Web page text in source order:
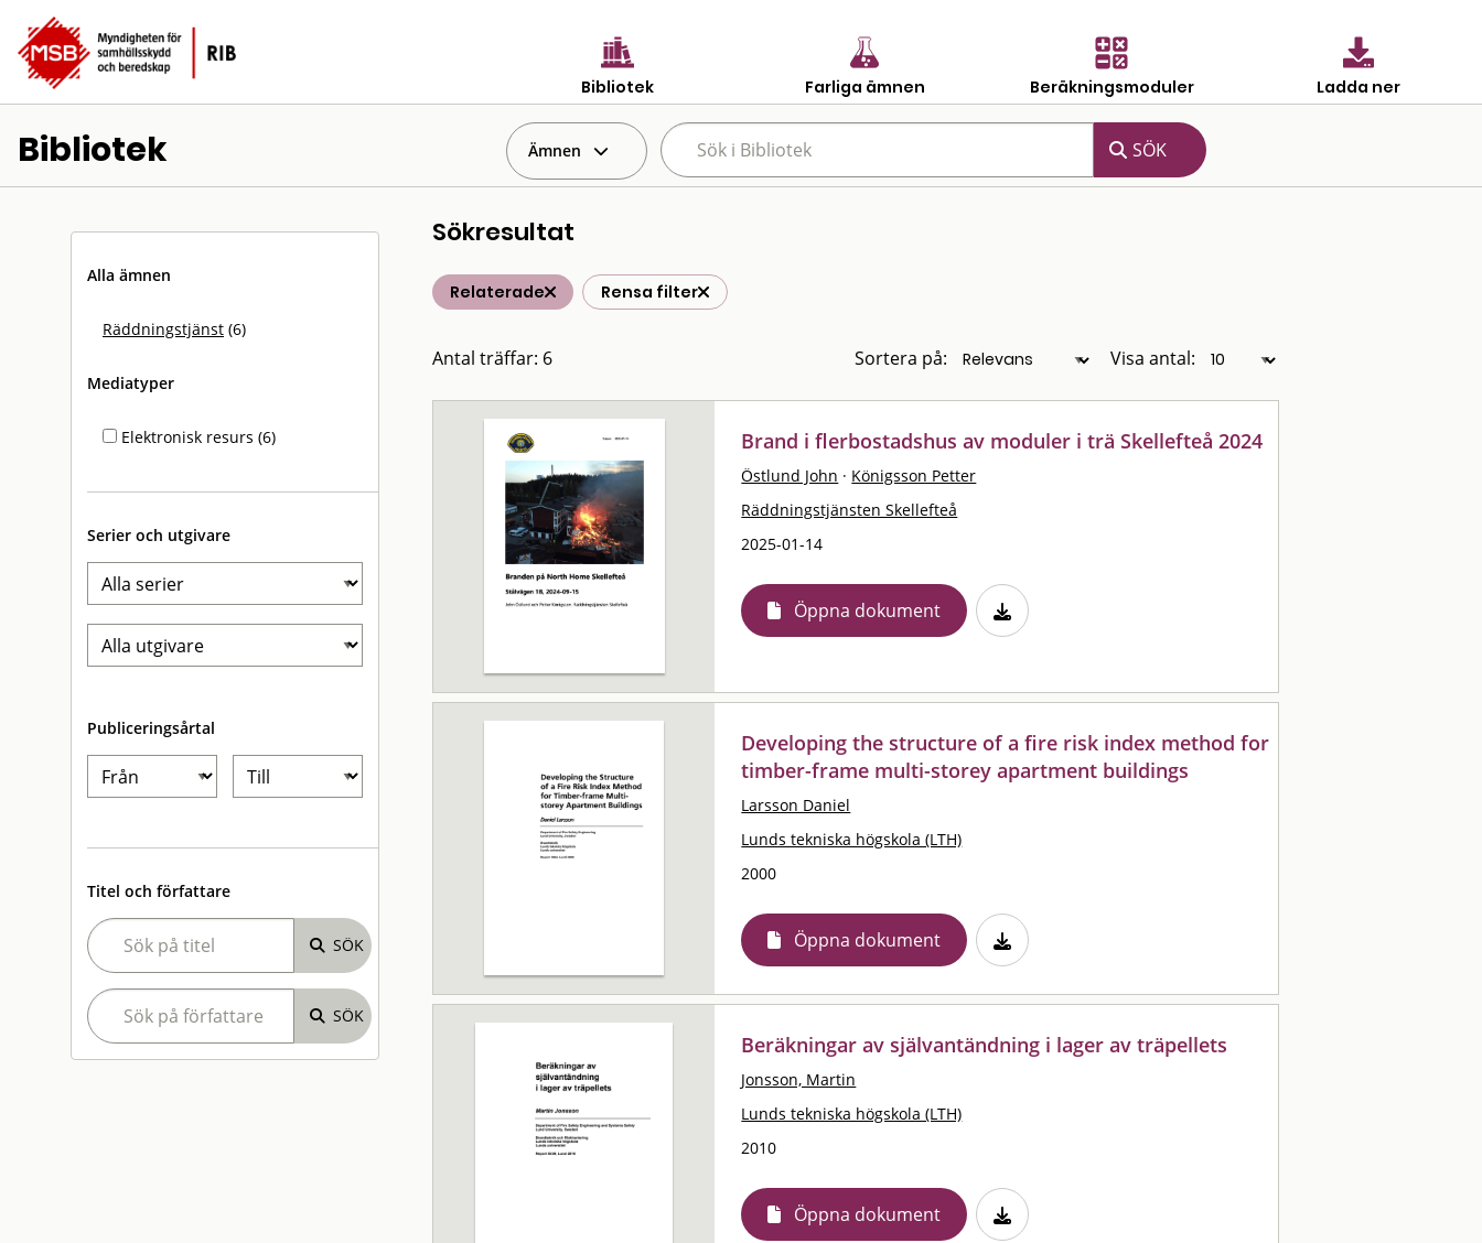
Bibliotek Farliga ämnen Beräkningsmoduler Ladda ner
Bibliotek Ämnen
Alla ämnen
Räddningstjänst (6)
Mediatyper
Elektronisk resurs (6)
Serier och utgivare
Publiceringsårtal
Titel och författare
Sökresultat
Relaterade Rensa filter
Antal träffar: 6 Sortera på: Visa antal:
Brand i flerbostadshus av moduler i trä Skellefteå 2024
Östlund John · Königsson Petter
Räddningstjänsten Skellefteå
2025-01-14
Öppna dokument
Developing the structure of a fire risk index method for
timber-frame multi-storey apartment buildings
Larsson Daniel
Lunds tekniska högskola (LTH)
2000
Öppna dokument
Beräkningar av självantändning i lager av träpellets
Jonsson, Martin
Lunds tekniska högskola (LTH)
2010
Öppna dokument